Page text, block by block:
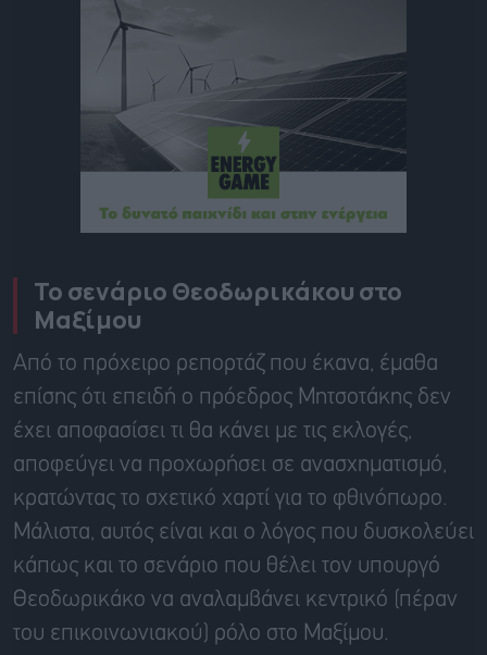
Το σενάριο Θεοδωρικάκου στο
Μαξίμου
Από το πρόχειρο ρεπορτάζ που έκανα, έμαθα
επίσης ότι επειδή ο πρόεδρος Μητσοτάκης δεν
έχει αποφασίσει τι θα κάνει με τις εκλογές,
αποφεύγει να προχωρήσει σε ανασχηματισμό,
κρατώντας το σχετικό χαρτί για το φθινόπωρο.
Μάλιστα, αυτός είναι και ο λόγος που δυσκολεύει
κάπως και το σενάριο που θέλει τον υπουργό
Θεοδωρικάκο να αναλαμβάνει κεντρικό (πέραν
του επικοινωνιακού) ρόλο στο Μαξίμου.